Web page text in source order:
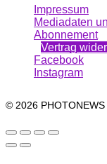
Impressum
Mediadaten
Abonnement
Vertrag
Facebook
Instagram
© 2026 PHOTONEWS